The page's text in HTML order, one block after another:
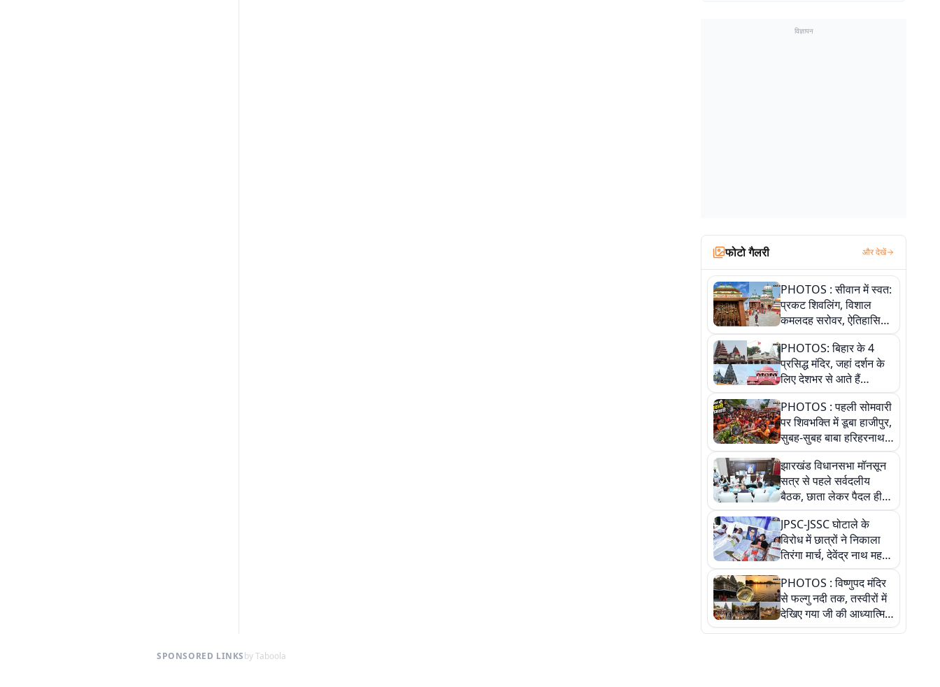
विज्ञापन
फोटो गैलरी और देखें
PHOTOS : सीवान में स्वत:
प्रकट शिवलिंग, विशाल
कमलदह सरोवर, ऐतिहासिक
महेंद्रनाथ मंदिर और घंटाघर
की कहानी, तस्वीरों में देखिए
PHOTOS: बिहार के 4
प्रसिद्ध मंदिर, जहां दर्शन के
लिए देशभर से आते हैं
श्रद्धालु, जानिए इनकी
खासियत
PHOTOS : पहली सोमवारी
पर शिवभक्ति में डूबा हाजीपुर,
सुबह-सुबह बाबा हरिहरनाथ
मंदिर पहुंचे तेजस्वी, 10
तस्वीरों में देखें नजारा
झारखंड विधानसभा मॉनसून
सत्र से पहले सर्वदलीय
बैठक, छाता लेकर पैदल ही
सत्ता पक्ष की मीटिंग में पहुंचे
सीएम, देखें तस्वीरें
JPSC-JSSC घोटाले के
विरोध में छात्रों ने निकाला
तिरंगा मार्च, देवेंद्र नाथ महतो
ने किया जल ग्रहण, देखें
तस्वीरें
PHOTOS : विष्णुपद मंदिर
से फल्गु नदी तक, तस्वीरों में
देखिए गया जी की आध्यात्मिक
पहचान
SPONSORED LINKSby Taboola